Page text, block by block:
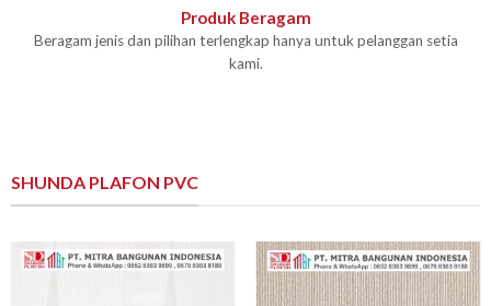
Produk Beragam
Beragam jenis dan pilihan terlengkap hanya untuk pelanggan setia
kami.
SHUNDA PLAFON PVC